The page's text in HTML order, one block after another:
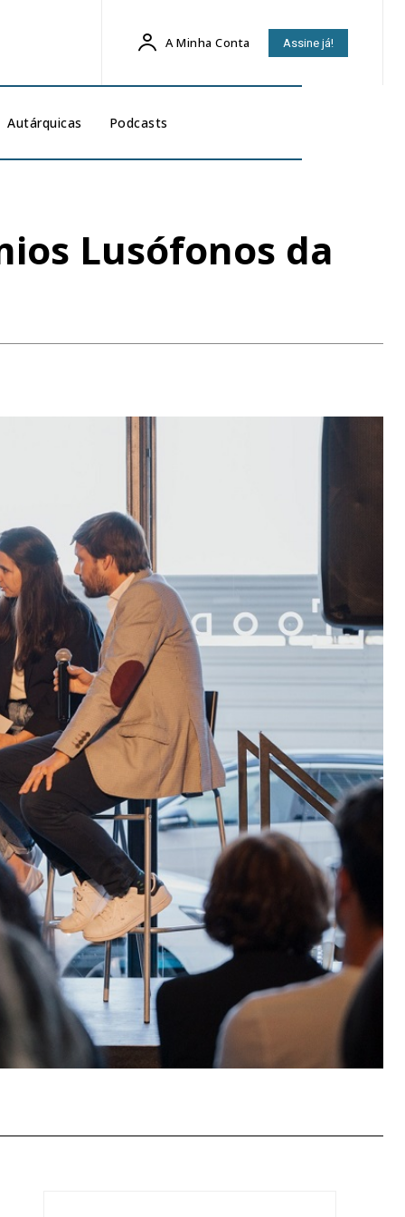
A Minha Conta Assine já!
Autárquicas Podcasts
Lusófonos da